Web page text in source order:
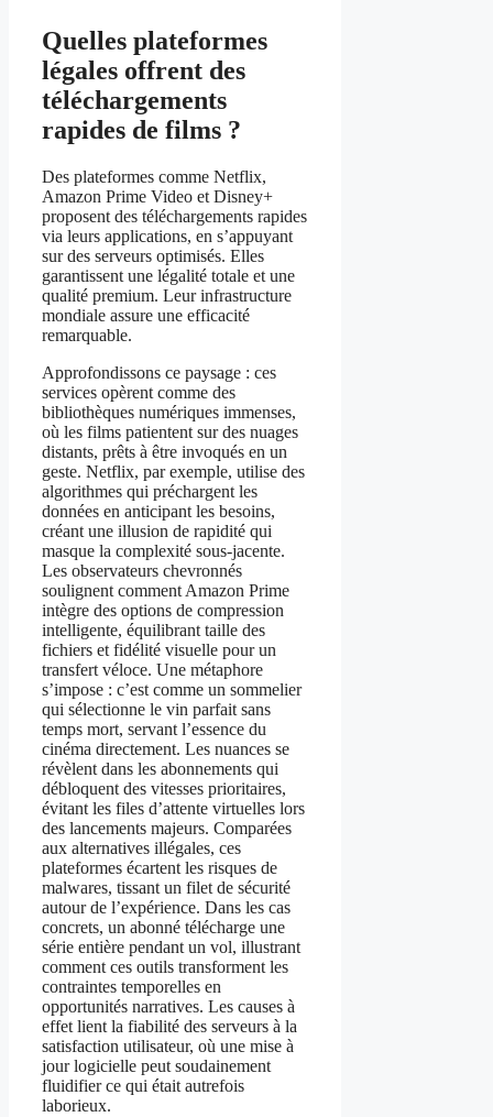
Quelles plateformes
légales offrent des
téléchargements
rapides de films ?
Des plateformes comme Netflix,
Amazon Prime Video et Disney+
proposent des téléchargements rapides
via leurs applications, en s’appuyant
sur des serveurs optimisés. Elles
garantissent une légalité totale et une
qualité premium. Leur infrastructure
mondiale assure une efficacité
remarquable.
Approfondissons ce paysage : ces
services opèrent comme des
bibliothèques numériques immenses,
où les films patientent sur des nuages
distants, prêts à être invoqués en un
geste. Netflix, par exemple, utilise des
algorithmes qui préchargent les
données en anticipant les besoins,
créant une illusion de rapidité qui
masque la complexité sous-jacente.
Les observateurs chevronnés
soulignent comment Amazon Prime
intègre des options de compression
intelligente, équilibrant taille des
fichiers et fidélité visuelle pour un
transfert véloce. Une métaphore
s’impose : c’est comme un sommelier
qui sélectionne le vin parfait sans
temps mort, servant l’essence du
cinéma directement. Les nuances se
révèlent dans les abonnements qui
débloquent des vitesses prioritaires,
évitant les files d’attente virtuelles lors
des lancements majeurs. Comparées
aux alternatives illégales, ces
plateformes écartent les risques de
malwares, tissant un filet de sécurité
autour de l’expérience. Dans les cas
concrets, un abonné télécharge une
série entière pendant un vol, illustrant
comment ces outils transforment les
contraintes temporelles en
opportunités narratives. Les causes à
effet lient la fiabilité des serveurs à la
satisfaction utilisateur, où une mise à
jour logicielle peut soudainement
fluidifier ce qui était autrefois
laborieux.